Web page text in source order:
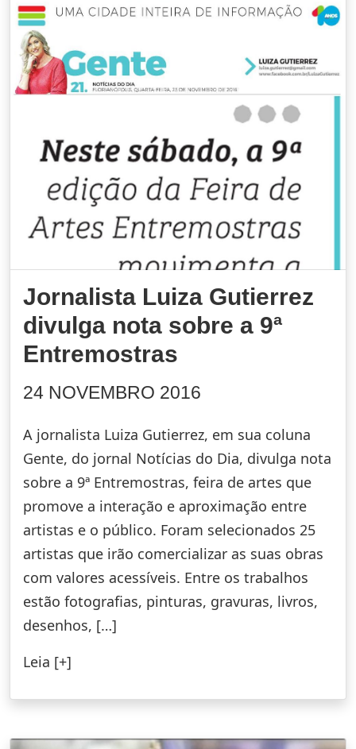
Jornalista Luiza Gutierrez
divulga nota sobre a 9ª
Entremostras
24 NOVEMBRO 2016
A jornalista Luiza Gutierrez, em sua coluna
Gente, do jornal Notícias do Dia, divulga nota
sobre a 9ª Entremostras, feira de artes que
promove a interação e aproximação entre
artistas e o público. Foram selecionados 25
artistas que irão comercializar as suas obras
com valores acessíveis. Entre os trabalhos
estão fotografias, pinturas, gravuras, livros,
desenhos, […]
Leia [+]